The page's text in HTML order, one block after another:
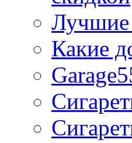
Лучшие
Какие